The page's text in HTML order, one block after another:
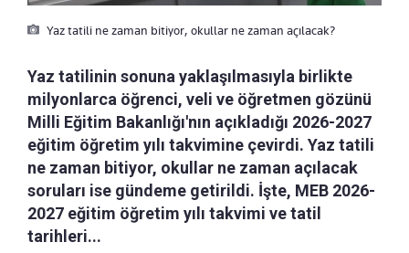
Yaz tatili ne zaman bitiyor, okullar ne zaman açılacak?
Yaz tatilinin sonuna yaklaşılmasıyla birlikte
milyonlarca öğrenci, veli ve öğretmen gözünü
Milli Eğitim Bakanlığı'nın açıkladığı 2026-2027
eğitim öğretim yılı takvimine çevirdi. Yaz tatili
ne zaman bitiyor, okullar ne zaman açılacak
soruları ise gündeme getirildi. İşte, MEB 2026-
2027 eğitim öğretim yılı takvimi ve tatil
tarihleri...